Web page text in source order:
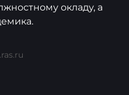
окладу, а